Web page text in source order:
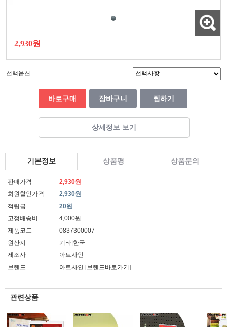
2,930원
선택옵션
바로구매 장바구니 찜하기
상세정보 보기
기본정보 상품평 상품문의
판매가격
2,930원
회원할인가격
2,930원
적립금
20원
고정배송비
4,000원
제품코드
0837300007
원산지
기타|한국
제조사
아트사인
브랜드
아트사인 [브랜드바로가기]
관련상품